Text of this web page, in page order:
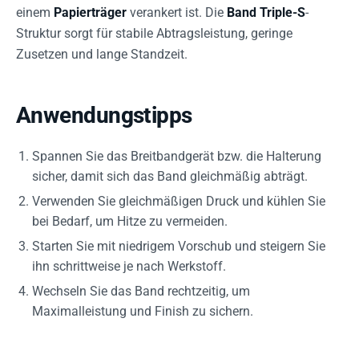
einem Papierträger verankert ist. Die Band Triple-S-
Struktur sorgt für stabile Abtragsleistung, geringe
Zusetzen und lange Standzeit.
Anwendungstipps
Spannen Sie das Breitbandgerät bzw. die Halterung
sicher, damit sich das Band gleichmäßig abträgt.
Verwenden Sie gleichmäßigen Druck und kühlen Sie
bei Bedarf, um Hitze zu vermeiden.
Starten Sie mit niedrigem Vorschub und steigern Sie
ihn schrittweise je nach Werkstoff.
Wechseln Sie das Band rechtzeitig, um
Maximalleistung und Finish zu sichern.